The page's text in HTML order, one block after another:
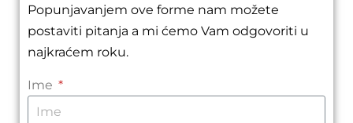
Popunjavanjem ove forme nam možete
postaviti pitanja a mi ćemo Vam odgovoriti u
najkraćem roku.
Ime